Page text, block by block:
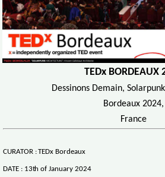
TEDx BORDEAUX
Dessinons Demain,
Bordeaux 2024,
France
CURATOR : TEDx Bordeaux
DATE : 13th of January 2024